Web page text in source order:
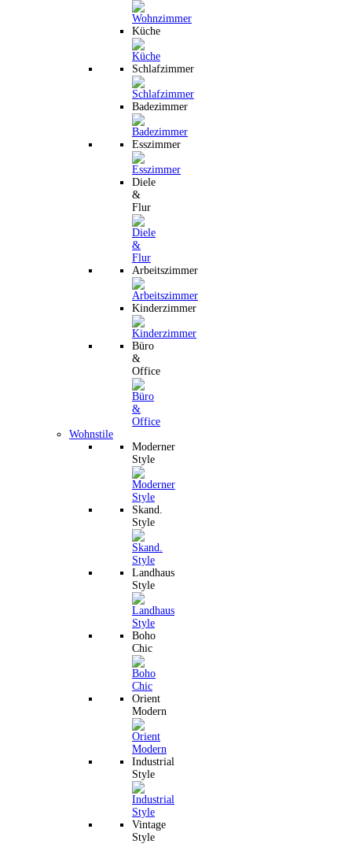
Küche
Schlafzimmer
Badezimmer
Esszimmer
Diele
&
Flur
Arbeitszimmer
Kinderzimmer
Büro
&
Office
Wohnstile
Moderner
Style
Skand.
Style
Landhaus
Style
Boho
Chic
Orient
Modern
Industrial
Style
Vintage
Style